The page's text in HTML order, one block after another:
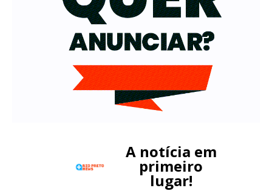
A notícia em
primeiro
lugar!